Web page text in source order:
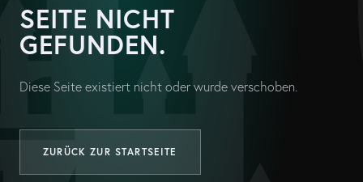
SEITE NICHT
GEFUNDEN.
Diese Seite existiert nicht oder wurde verschoben.
ZURÜCK ZUR STARTSEITE